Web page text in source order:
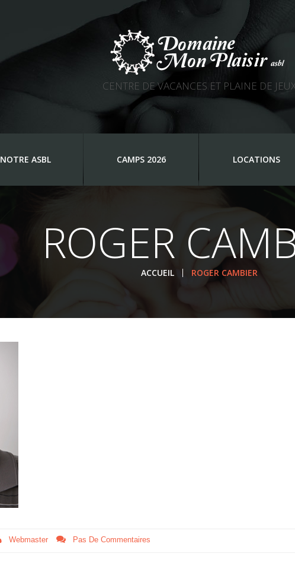
CENTRE DE VACANCES ET PLAINE DE
NOTRE ASBL CAMPS 2026 LOCATIONS
ROGER
ACCUEIL ROGER CAMBIER
Webmaster Pas De Commentaires